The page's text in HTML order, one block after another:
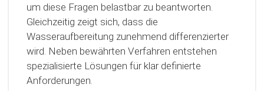
um diese Fragen belastbar zu beantworten.
Gleichzeitig zeigt sich, dass die
Wasseraufbereitung zunehmend differenzierter
wird. Neben bewährten Verfahren entstehen
spezialisierte Lösungen für klar definierte
Anforderungen.